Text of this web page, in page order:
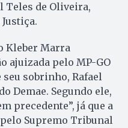
Teles de Oliveira,
Kleber Marra
ajuizada pelo MP-GO
seu sobrinho, Rafael
Demae. Segundo ele,
precedente”, já que a
Supremo Tribunal